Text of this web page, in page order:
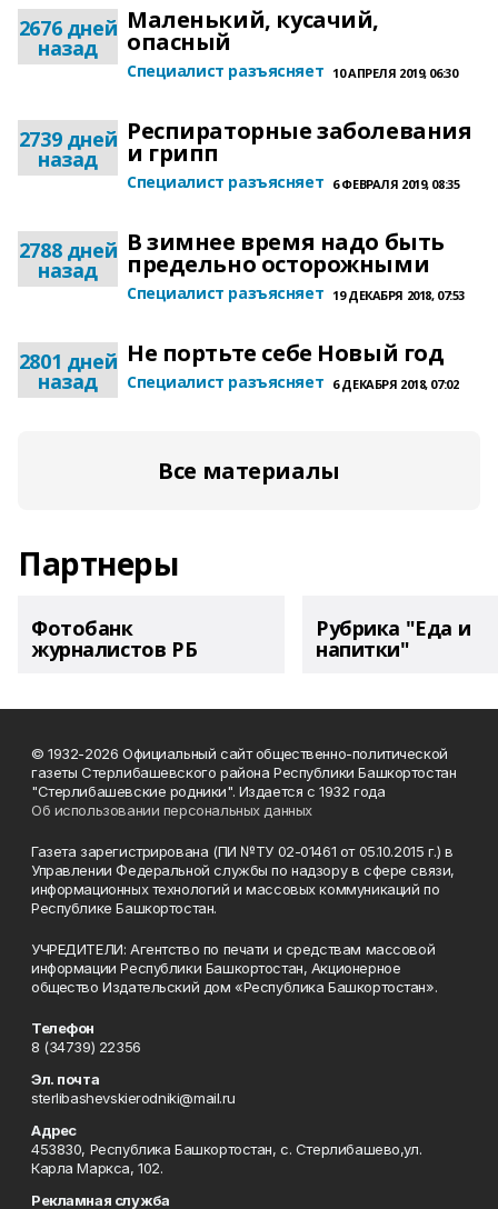
2676 дней
назад
Маленький, кусачий,
опасный
Специалист разъясняет 10 АПРЕЛЯ 2019, 06:30
2739 дней
назад
Респираторные заболевания
и грипп
Специалист разъясняет 6 ФЕВРАЛЯ 2019, 08:35
2788 дней
назад
В зимнее время надо быть
предельно осторожными
Специалист разъясняет 19 ДЕКАБРЯ 2018, 07:53
2801 дней
назад
Не портьте себе Новый год
Специалист разъясняет 6 ДЕКАБРЯ 2018, 07:02
Все материалы
Партнеры
Фотобанк
журналистов РБ
Рубрика "Еда и
напитки"
© 1932-2026 Официальный сайт общественно-политической
газеты Стерлибашевского района Республики Башкортостан
"Стерлибашевские родники". Издается с 1932 года
Об использовании персональных данных
Газета зарегистрирована (ПИ №ТУ 02-01461 от 05.10.2015 г.) в
Управлении Федеральной службы по надзору в сфере связи,
информационных технологий и массовых коммуникаций по
Республике Башкортостан.
УЧРЕДИТЕЛИ: Агентство по печати и средствам массовой
информации Республики Башкортостан, Акционерное
общество Издательский дом «Республика Башкортостан».
Телефон
8 (34739) 22356
Эл. почта
sterlibashevskierodniki@mail.ru
Адрес
453830, Республика Башкортостан, c. Стерлибашево,ул.
Карла Маркса, 102.
Рекламная служба